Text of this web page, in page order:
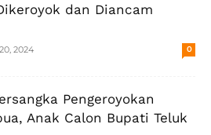
dan Diancam
2024 0
Pengeroyokan
Anak Calon Bupati Teluk